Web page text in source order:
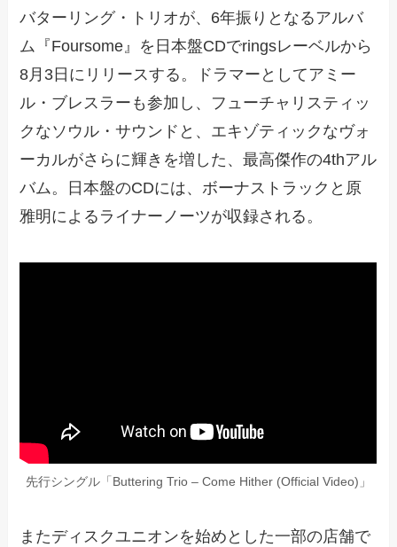
バターリング・トリオが、6年振りとなるアルバ
ム『Foursome』を日本盤CDでringsレーベルから
8月3日にリリースする。ドラマーとしてアミー
ル・ブレスラーも参加し、フューチャリスティッ
クなソウル・サウンドと、エキゾティックなヴォ
ーカルがさらに輝きを増した、最高傑作の4thアル
バム。日本盤のCDには、ボーナストラックと原
雅明によるライナーノーツが収録される。
先行シングル「Buttering Trio – Come Hither (Official Video)」
またディスクユニオンを始めとした一部の店舗で